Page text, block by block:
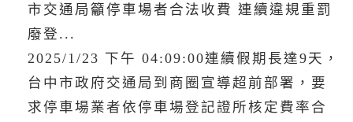
市交通局籲停車場者合法收費 連續違規重罰
廢登...
2025/1/23 下午 04:09:00連續假期長達9天，
台中市政府交通局到商圈宣導超前部署，要
求停車場業者依停車場登記證所核定費率合